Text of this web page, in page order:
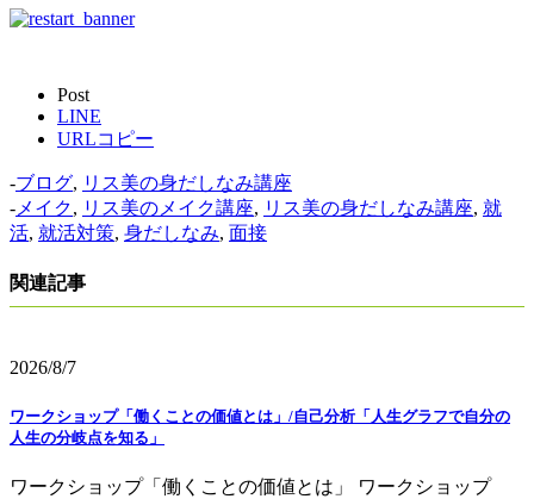
Post
LINE
URLコピー
-ブログ, リス美の身だしなみ講座
- メイク, リス美のメイク講座, リス美の身だしなみ講座, 就
活, 就活対策, 身だしなみ, 面接
関連記事
2026/8/7
ワークショップ「働くことの価値とは」/自己分析「人生グラフで自分の
人生の分岐点を知る」
ワークショップ「働くことの価値とは」 ワークショップ